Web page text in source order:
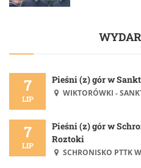
7
LIP
Pieśni (z) gór w
WIKTORÓWKI -
7
LIP
Pieśni (z) gór w
Roztoki
SCHRONISKO PTTK